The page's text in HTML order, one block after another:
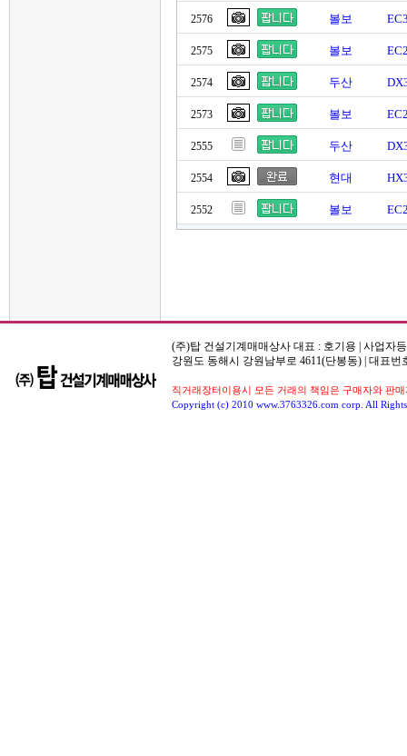
2576 볼보
2575 볼보
2574 두산
2573 볼보
2555 두산
2554 현대
2552 볼보
(주)탑 건설기계매매상사 대표 : 호기용 | 사업자
강원도 동해시 강원남부로 4611(단봉동) | 대표번
직거래장터이용시 모든 거래의 책임은 구매자와 판
Copyright (c) 2010 www.3763326.com corp. All Rights